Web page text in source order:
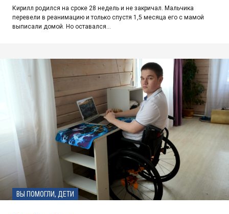
Кирилл родился на сроке 28 недель и не закричал. Мальчика
перевели в реанимацию и только спустя 1,5 месяца его с мамой
выписали домой. Но оставался…
ВЫ ПОМОГЛИ, ДЕТИ